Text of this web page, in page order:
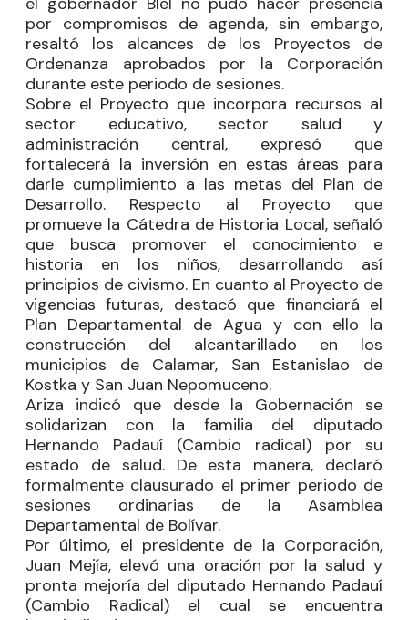
por compromisos de agenda, sin embargo,
resaltó los alcances de los Proyectos de
Ordenanza aprobados por la Corporación
durante este periodo de sesiones.
Sobre el Proyecto que incorpora recursos al
sector educativo, sector salud y
administración central, expresó que
fortalecerá la inversión en estas áreas para
darle cumplimiento a las metas del Plan de
Desarrollo. Respecto al Proyecto que
promueve la Cátedra de Historia Local, señaló
que busca promover el conocimiento e
historia en los niños, desarrollando así
principios de civismo. En cuanto al Proyecto de
vigencias futuras, destacó que financiará el
Plan Departamental de Agua y con ello la
construcción del alcantarillado en los
municipios de Calamar, San Estanislao de
Kostka y San Juan Nepomuceno.
Ariza indicó que desde la Gobernación se
solidarizan con la familia del diputado
Hernando Padauí (Cambio radical) por su
estado de salud. De esta manera, declaró
formalmente clausurado el primer periodo de
sesiones ordinarias de la Asamblea
Departamental de Bolívar.
Por último, el presidente de la Corporación,
Juan Mejía, elevó una oración por la salud y
pronta mejoría del diputado Hernando Padauí
(Cambio Radical) el cual se encuentra